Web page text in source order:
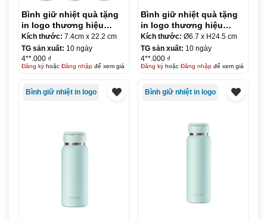
Bình giữ nhiệt quà tặng
in logo thương hiệu
LocknLock Metro Double
470ml KQ-BGN38
Kích thước: 7.4cm x 22.2 cm
TG sản xuất: 10 ngày
4**.000 ₫
Đăng kýhoặc Đăng nhậpđể xem giá
Bình giữ nhiệt quà tặng
in logo thương hiệu
LocknLock Metal Mortar
tumbler 700ml KQ-BGN39
Kích thước: Ø6.7 x H24.5 cm
TG sản xuất: 10 ngày
4**.000 ₫
Đăng kýhoặc Đăng nhậpđể xem giá
Bình giữ nhiệt in logo Bình giữ nhiệt in logo